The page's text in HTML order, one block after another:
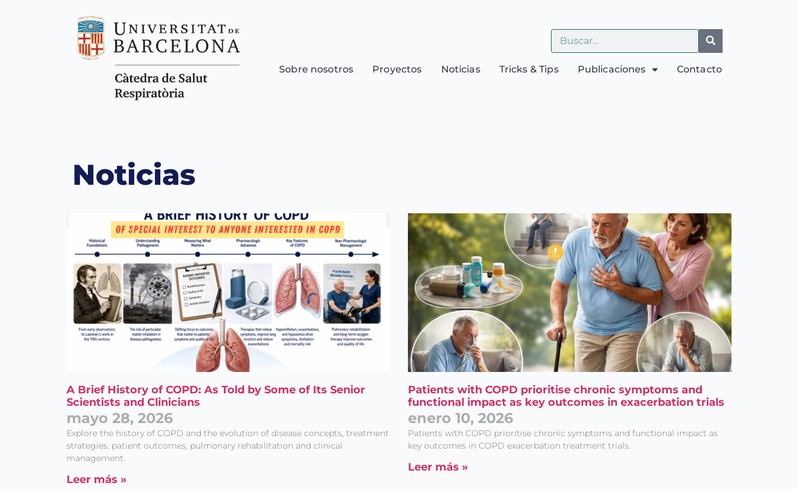
Sobre nosotros Proyectos Noticias Tricks & Tips Publicaciones Contacto
Noticias
A Brief History of COPD: As Told by Some of Its Senior
Scientists and Clinicians
mayo 28, 2026
Explore the history of COPD and the evolution of disease concepts, treatment
strategies, patient outcomes, pulmonary rehabilitation and clinical
management.
Leer más »
Patients with COPD prioritise chronic symptoms and
functional impact as key outcomes in exacerbation trials
enero 10, 2026
Patients with COPD prioritise chronic symptoms and functional impact as
key outcomes in COPD exacerbation treatment trials.
Leer más »